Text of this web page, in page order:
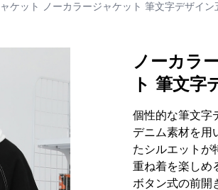
ケット ノーカラージャケット 筆文字デザイン
ノーカラ
ト 筆文
個性的な筆文字
デニム素材を用
たシルエットが
重ね着を楽しめ
ボタン式の前開